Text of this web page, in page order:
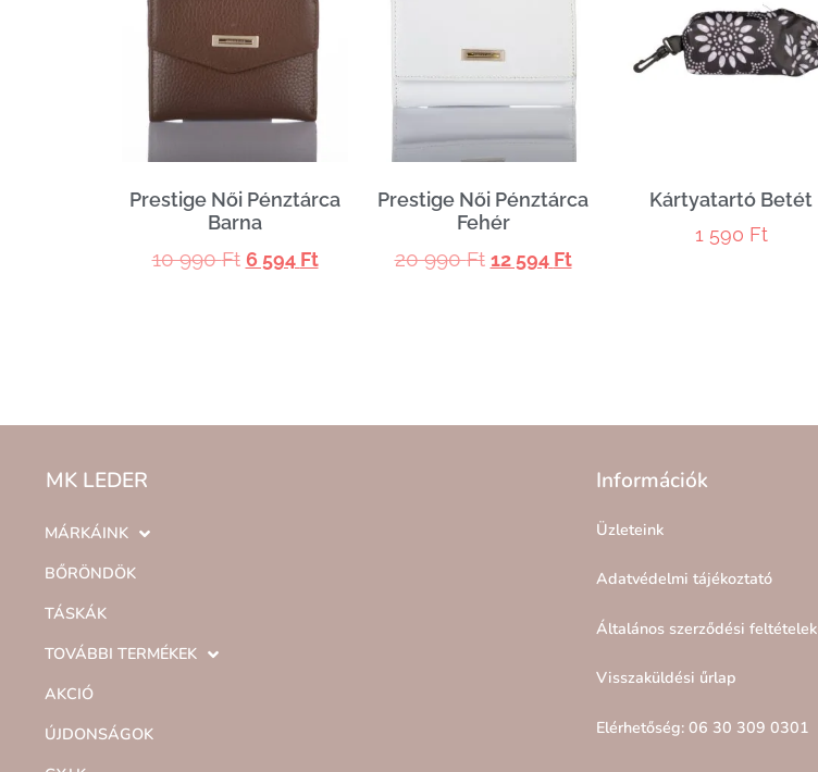
Prestige Női Pénztárca
Barna
10 990Ft 6 594 Ft
Prestige Női Pénztárca
Fehér
20 990Ft 12 594 Ft
Kártyatartó Betét
1 590 Ft
MK LEDER
MÁRKÁINK
BŐRÖNDÖK
TÁSKÁK
TOVÁBBI TERMÉKEK
AKCIÓ
ÚJDONSÁGOK
Információk
Üzleteink
Adatvédelmi tájékoztató
Általános szerződési feltételek
Visszaküldési űrlap
Elérhetőség: 06 30 309 0301